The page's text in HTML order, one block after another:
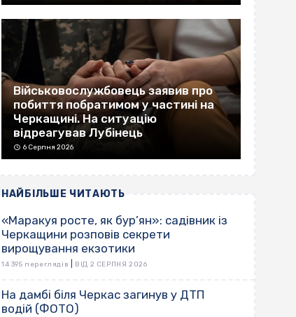
Військовослужбовець заявив про
побиття побратимом у частині на
Черкащині. На ситуацію
відреагував Лубінець
6 Серпня 2026
НАЙБІЛЬШЕ ЧИТАЮТЬ
«Маракуя росте, як бур’ян»: садівник із
Черкащини розповів секрети
вирощування екзотики
14 395 переглядів ВІД 2 СЕРПНЯ 2026
На дамбі біля Черкас загинув у ДТП
водій (ФОТО)